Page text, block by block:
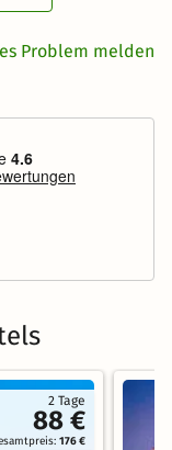
Problem melden
2 Tage
88 €
176 €